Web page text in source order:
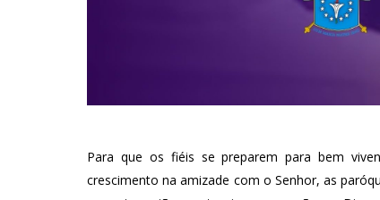
Para que os fiéis se preparem para bem
crescimento na amizade com o Senhor, as